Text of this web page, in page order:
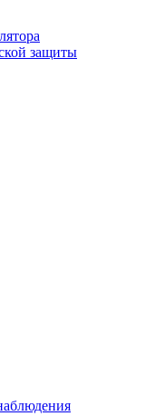
защиты